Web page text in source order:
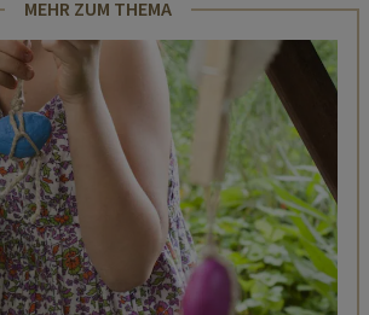
MEHR ZUM THEMA